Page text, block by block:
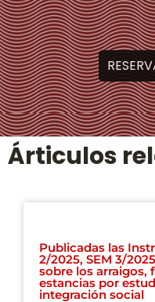
Árticulos
Publicadas las
2/2025, SEM 3/
sobre los arraigos,
estancias por
integración social